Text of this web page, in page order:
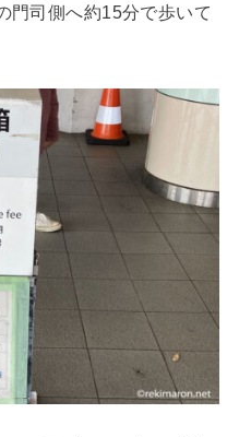
門司側へ約15分で歩いて